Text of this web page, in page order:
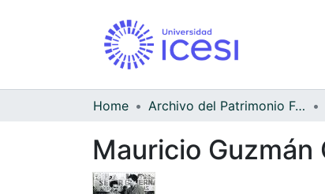
Home Archivo del Patrimonio Fotográfico y Fílmico del Valle del Cauca
Mauricio Guzmán